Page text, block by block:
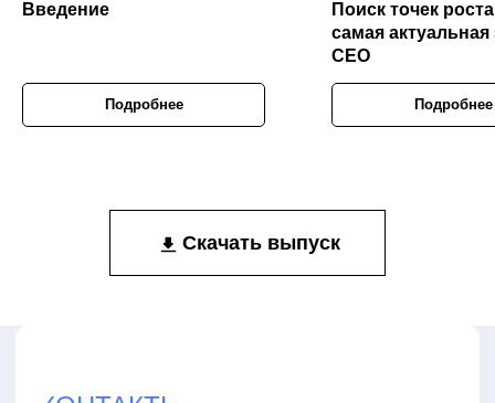
Введение
Подробнее
Поиск точек
самая актуальная
CEO
Подробнее
Скачать выпуск